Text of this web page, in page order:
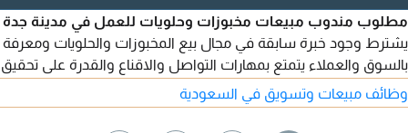
مطلوب مندوب مبيعات مخبوزات وحلويات للعمل في مدينة جدة
يشترط وجود خبرة سابقة في مجال بيع المخبوزات والحلويات ومعرفة
بالسوق والعملاء يتمتع بمهارات التواصل والاقناع والقدرة على تحقيق
المبيعات نوفر راتب مجزي وعمولة مجزية لمن لديه الخبرة والكفاءة
يرجى التواصل عبر
وظائف مبيعات وتسويق في السعودية